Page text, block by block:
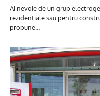
Ai nevoie de un grup
rezidentiale sau pentru
propune…